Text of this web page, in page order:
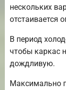
нескольких
отстаивается
В период
чтобы каркас
дождливую.
Максимально